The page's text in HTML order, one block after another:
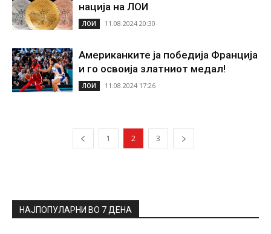
нација на ЛОИ
ЛОИ 11.08.2024 20:30
Американките ја победија Франција
и го освоија златниот медал!
ЛОИ 11.08.2024 17:26
1 2 3
НАЈПОПУЛАРНИ ВО 7 ДЕНА